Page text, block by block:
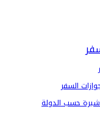
السفر
حسب الدولة